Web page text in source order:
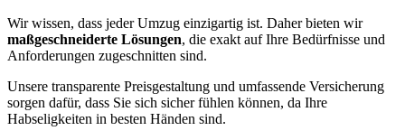
Wir wissen, dass jeder Umzug einzigartig ist. Daher bieten wir
maßgeschneiderte Lösungen, die exakt auf Ihre Bedürfnisse und
Anforderungen zugeschnitten sind.
Unsere transparente Preisgestaltung und umfassende Versicherung
sorgen dafür, dass Sie sich sicher fühlen können, da Ihre
Habseligkeiten in besten Händen sind.